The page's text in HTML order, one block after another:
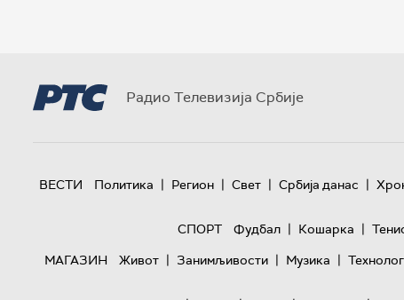
Радио Телевизија Србије
ВЕСТИ Политика | Регион | Свет | Србија данас |
СПОРТ
Фудбал | Кошарка |
МАГАЗИН
Живот | Занимљивости | Музика |